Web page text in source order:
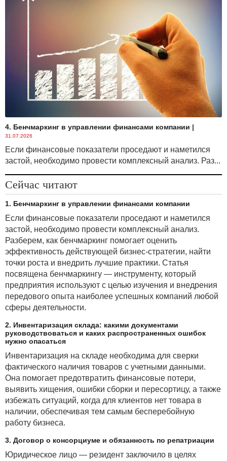
4. Бенчмаркинг в управлении финансами компании |
31.07.2026
Если финансовые показатели проседают и наметился
застой, необходимо провести комплексный анализ. Раз...
Сейчас читают
1. Бенчмаркинг в управлении финансами компании
Если финансовые показатели проседают и наметился
застой, необходимо провести комплексный анализ.
Разберем, как бенчмаркинг помогает оценить
эффективность действующей бизнес-стратегии, найти
точки роста и внедрить лучшие практики. Статья
посвящена бенчмаркингу — инструменту, который
предприятия используют с целью изучения и внедрения
передового опыта наиболее успешных компаний любой
сферы деятельности.
2. Инвентаризация склада: какими документами
руководствоваться и каких распространенных ошибок
нужно опасаться
Инвентаризация на складе необходима для сверки
фактического наличия товаров с учетными данными.
Она помогает предотвратить финансовые потери,
выявить хищения, ошибки сборки и пересортицу, а также
избежать ситуаций, когда для клиентов нет товара в
наличии, обеспечивая тем самым бесперебойную
работу бизнеса.
3. Договор о консорциуме и обязанность по репатриации
Юридическое лицо — резидент заключило в целях